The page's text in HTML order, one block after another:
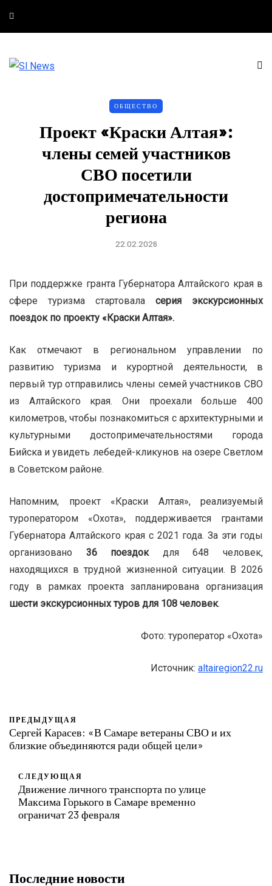
ОБЩЕСТВО
Проект «Краски Алтая»:
члены семей участников
СВО посетили
достопримечательности
региона
22.02.2026
При поддержке гранта Губернатора Алтайского края в
сфере туризма стартовала серия экскурсионных
поездок по проекту «Краски Алтая».
Как отмечают в региональном управлении по
развитию туризма и курортной деятельности, в
первый тур отправились члены семей участников СВО
из Алтайского края. Они проехали больше 400
километров, чтобы познакомиться с архитектурными и
культурными достопримечательностями города
Бийска и увидеть лебедей-кликунов на озере Светлом
в Советском районе.
Напомним, проект «Краски Алтая», реализуемый
туроператором «Охота», поддерживается грантами
Губернатора Алтайского края с 2021 года. За эти годы
организовано 36 поездокдля 648 человек,
находящихся в трудной жизненной ситуации. В 2026
году в рамках проекта запланирована организация
шести экскурсионных туров для 108 человек.
Фото: туроператор «Охота»
Источник: altairegion22.ru
ПРЕДЫДУЩАЯ
Сергей Карасев: «В Самаре ветераны СВО и их
близкие объединяются ради общей цели»
СЛЕДУЮЩАЯ
Движение личного транспорта по улице
Максима Горького в Самаре временно
ограничат 23 февраля
Последние новости